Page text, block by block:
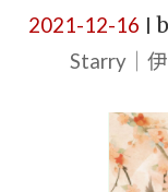
2021-12-16
Starry｜